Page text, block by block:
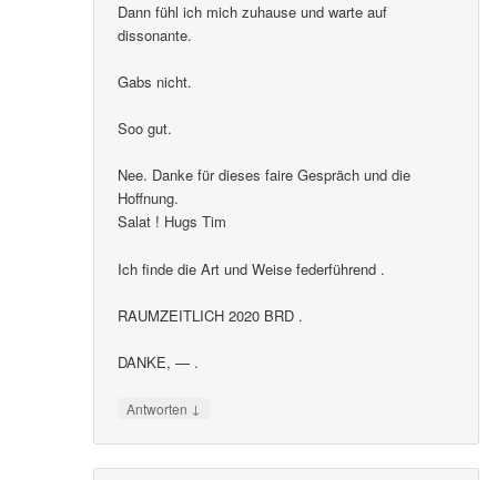
Dann fühl ich mich zuhause und warte auf
dissonante.
Gabs nicht.
Soo gut.
Nee. Danke für dieses faire Gespräch und die
Hoffnung.
Salat ! Hugs Tim
Ich finde die Art und Weise federführend .
RAUMZEITLICH 2020 BRD .
DANKE, — .
Antworten ↓